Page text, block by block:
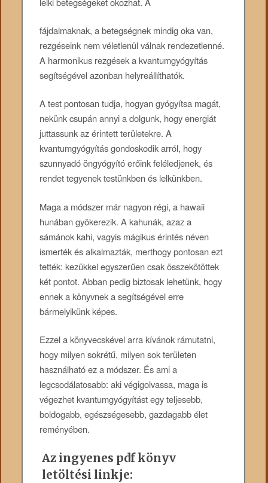
fájdalmaknak, a betegségnek mindig oka van,
rezgéseink nem véletlenül válnak rendezetlenné.
A harmonikus rezgések a kvantumgyógyítás
segítségével azonban helyreállíthatók.
A test pontosan tudja, hogyan gyógyítsa magát,
nekünk csupán annyi a dolgunk, hogy energiát
juttassunk az érintett területekre. A
kvantumgyógyítás gondoskodik arról, hogy
szunnyadó öngyógyító erőink feléledjenek, és
rendet tegyenek testünkben és lelkünkben.
Maga a módszer már nagyon régi, a hawaii
hunában gyökerezik. A kahunák, azaz a
sámánok kahi, vagyis mágikus érintés néven
ismerték és alkalmazták, merthogy pontosan ezt
tették: kezükkel egyszerűen csak összekötöttek
két pontot. Abban pedig biztosak lehetünk, hogy
ennek a könyvnek a segítségével erre
bármelyikünk képes.
Ezzel a könyvecskével arra kívánok rámutatni,
hogy milyen sokrétű, milyen sok területen
használható ez a módszer. És ami a
legcsodálatosabb: aki végigolvassa, maga is
végezhet kvantumgyógyítást egy teljesebb,
boldogabb, egészségesebb, gazdagabb élet
reményében.
Az ingyenes pdf könyv
letöltési linkje: